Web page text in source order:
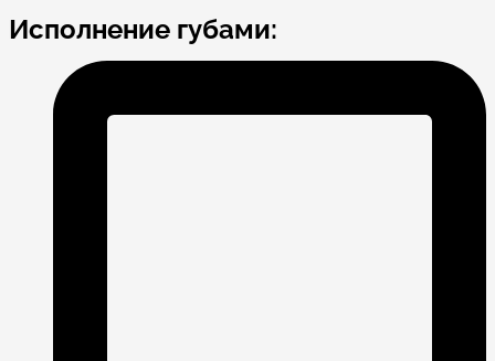
Исполнение губами: